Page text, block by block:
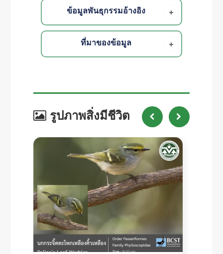
ข้อมูลพันธุกรรมอ้างอิง
ที่มาของข้อมูล
รูปภาพสิ่งมีชีวิต